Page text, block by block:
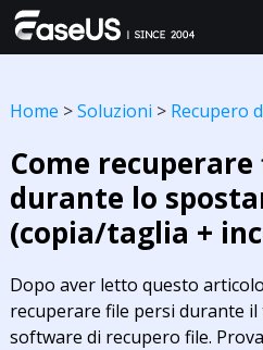
Home >Soluzioni > Recupero
Come
durante lo
(copia/taglia +
Dopo aver letto questo
recuperare file persi durante
software di recupero file.